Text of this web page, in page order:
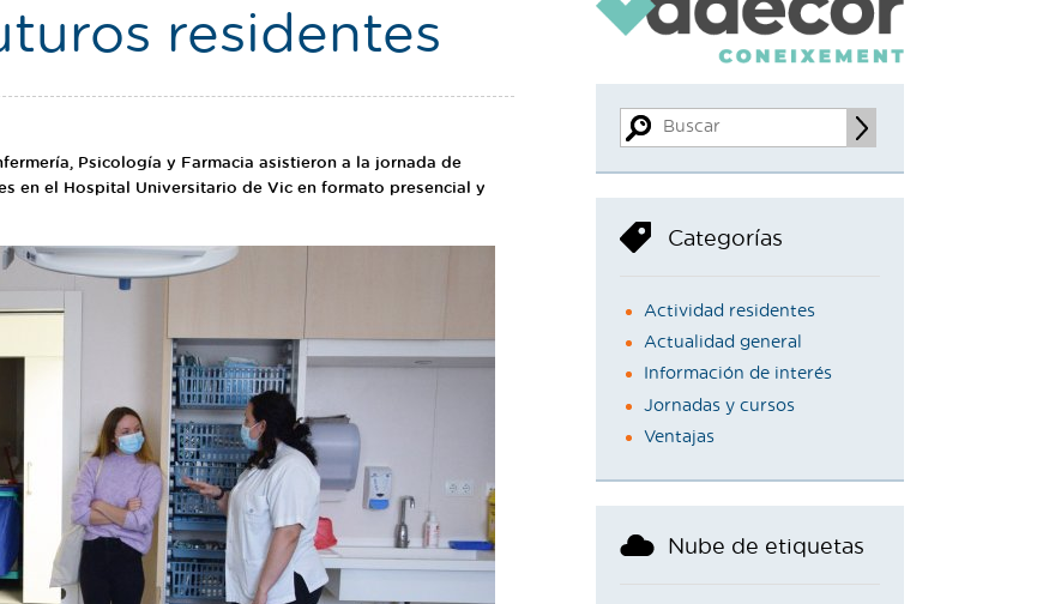
residentes
Psicología y Farmacia asistieron a la jornada de
en el Hospital Universitario de Vic en formato presencial y
Categorías
Actividad residentes
Actualidad general
Información de interés
Jornadas y cursos
Ventajas
Nube de etiquetas